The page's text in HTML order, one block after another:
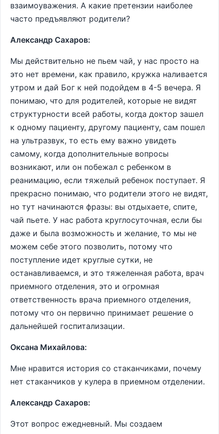
взаимоуважения. А какие претензии наиболее
часто предъявляют родители?
Александр Сахаров:
Мы действительно не пьем чай, у нас просто на
это нет времени, как правило, кружка наливается
утром и дай Бог к ней подойдем в 4-5 вечера. Я
понимаю, что для родителей, которые не видят
структурности всей работы, когда доктор зашел
к одному пациенту, другому пациенту, сам пошел
на ультразвук, то есть ему важно увидеть
самому, когда дополнительные вопросы
возникают, или он побежал с ребенком в
реанимацию, если тяжелый ребенок поступает. Я
прекрасно понимаю, что родители этого не видят,
но тут начинаются фразы: вы отдыхаете, спите,
чай пьете. У нас работа круглосуточная, если бы
даже и была возможность и желание, то мы не
можем себе этого позволить, потому что
поступление идет круглые сутки, не
останавливаемся, и это тяжеленная работа, врач
приемного отделения, это и огромная
ответственность врача приемного отделения,
потому что он первично принимает решение о
дальнейшей госпитализации.
Оксана Михайлова:
Мне нравится история со стаканчиками, почему
нет стаканчиков у кулера в приемном отделении.
Александр Сахаров:
Этот вопрос ежедневный. Мы создаем